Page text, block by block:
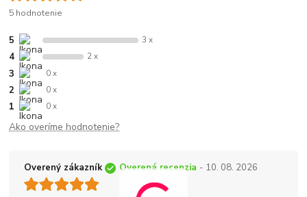
5 hodnotenie
5 3 x
4 2 x
3 0 x
2 0 x
1 0 x
Ako overíme hodnotenie?
Overený zákazník Overená recenzia - 10. 08. 2026